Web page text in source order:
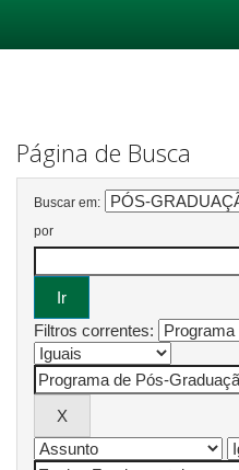
Página de Busca
Buscar em:
por
Filtros correntes: